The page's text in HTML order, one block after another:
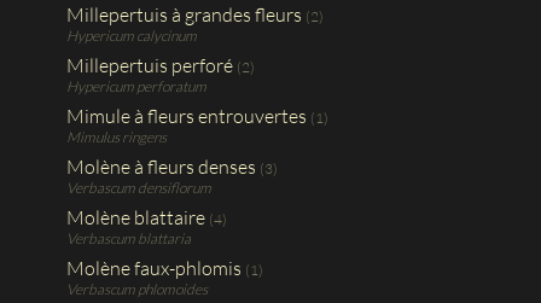
Millepertuis à grandes fleurs (2)
Hypericum calycinum
Millepertuis perforé (2)
Hypericum perforatum
Mimule à fleurs entrouvertes (1)
Mimulus ringens
Molène à fleurs denses (3)
Verbascum densiflorum
Molène blattaire (4)
Verbascum blattaria
Molène faux-phlomis (1)
Verbascum phlomoides